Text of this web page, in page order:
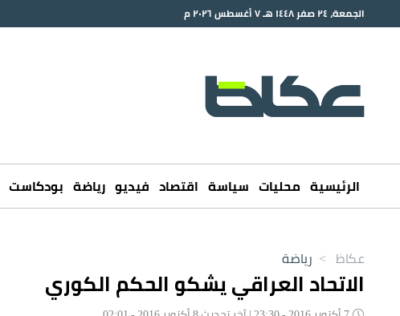
الجمعة، ٢٤ صفر ١٤٤٨ هـ ٧ أغسطس ٢٠٢٦ م
الرئيسية محليات سياسة اقتصاد فيديو رياضة بودكاست
عكاظ > رياضة
الاتحاد العراقي يشكو الحكم الكوري